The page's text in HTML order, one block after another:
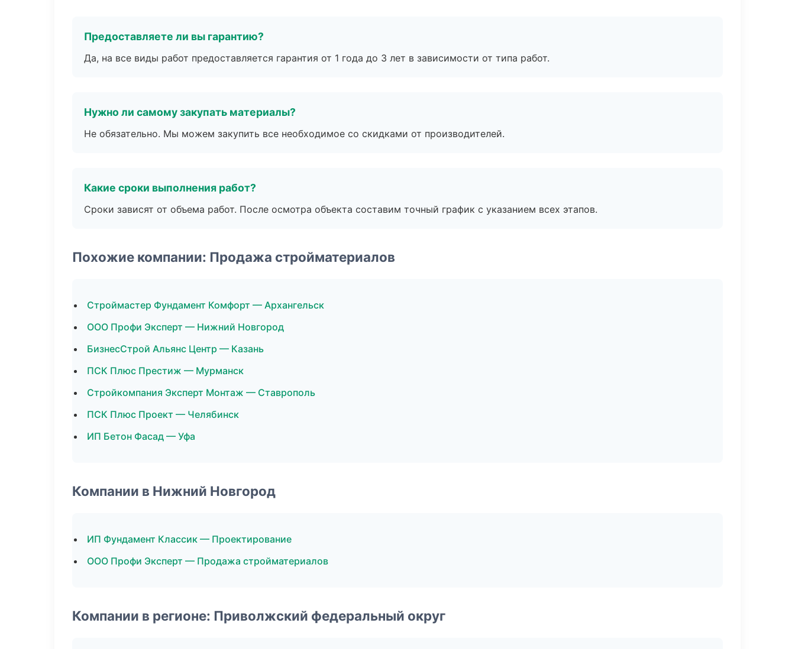
Предоставляете ли вы гарантию?
Да, на все виды работ предоставляется гарантия от 1 года до 3 лет в зависимости от типа работ.
Нужно ли самому закупать материалы?
Не обязательно. Мы можем закупить все необходимое со скидками от производителей.
Какие сроки выполнения работ?
Сроки зависят от объема работ. После осмотра объекта составим точный график с указанием всех этапов.
Похожие компании: Продажа стройматериалов
Строймастер Фундамент Комфорт — Архангельск
ООО Профи Эксперт — Нижний Новгород
БизнесСтрой Альянс Центр — Казань
ПСК Плюс Престиж — Мурманск
Стройкомпания Эксперт Монтаж — Ставрополь
ПСК Плюс Проект — Челябинск
ИП Бетон Фасад — Уфа
Компании в Нижний Новгород
ИП Фундамент Классик — Проектирование
ООО Профи Эксперт — Продажа стройматериалов
Компании в регионе: Приволжский федеральный округ